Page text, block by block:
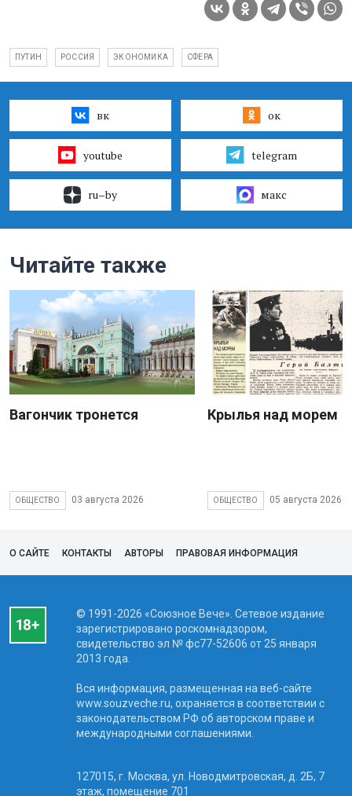
ПУТИН РОССИЯ ЭКОНОМИКА СФЕРА
вк ок
youtube telegram
ru–by макс
Читайте также
Вагончик тронется
ОБЩЕСТВО 03 августа 2026
Крылья над морем
ОБЩЕСТВО 05 августа 2026
О САЙТЕ КОНТАКТЫ АВТОРЫ ПРАВОВАЯ ИНФОРМАЦИЯ
© 1991-2026 «Союзное Вече». Сетевое издание
зарегистрировано роскомнадзором,
свидетельство эл № фc77-52606 от 25 января
2013 года.
Вся информация, размещенная на веб-сайте
www.souzveche.ru, охраняется в соответствии с
законодательством РФ об авторском праве и
международными соглашениями.
127015, г. Москва, ул. Новодмитровская, д. 2Б, 7
этаж, помещение 701